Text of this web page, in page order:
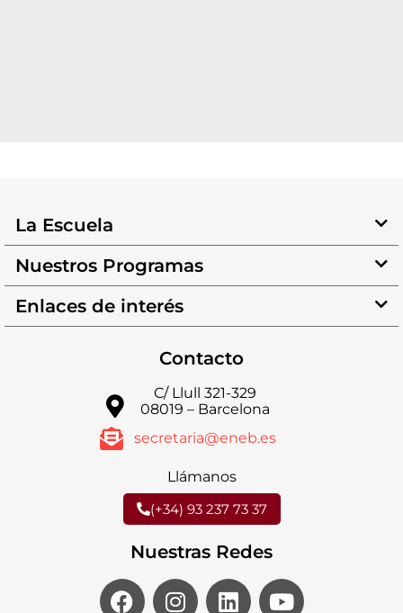
La Escuela
Nuestros Programas
Enlaces de interés
Contacto
C/ Llull 321-329
08019 – Barcelona
secretaria@eneb.es
Llámanos
(+34) 93 237 73 37
Nuestras Redes